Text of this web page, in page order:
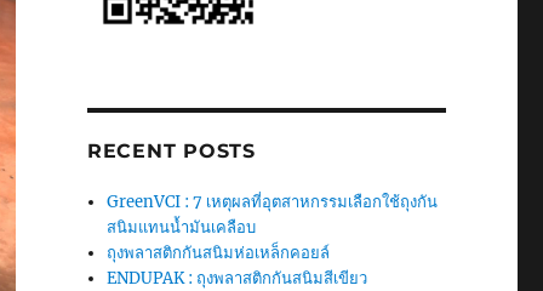
RECENT POSTS
GreenVCI : 7 เหตุผลที่อุตสาหกรรมเลือกใช้ถุงกัน
สนิมแทนน้ำมันเคลือบ
ถุงพลาสติกกันสนิมห่อเหล็กคอยล์
ENDUPAK : ถุงพลาสติกกันสนิมสีเขียว